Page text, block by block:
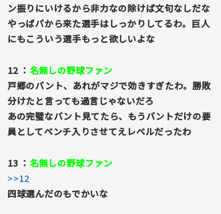
ン振りにいけるから非力なの除けば文句なしだな
やっぱパから来た選手はしっかりしてるわ。巨人
にもこういう選手もっと欲しいよな
12 ： 名無しの野球ファン
戸郷のバント、あれがマジで効きすぎたわ。勝敗
分けたと言っても過言じゃないだろ
あの完璧なバント見てたら、もうバントだけの要
員としてベンチ入りさせてえレベルだったわ
13 ： 名無しの野球ファン
>>12
四球選んだのもでかいな